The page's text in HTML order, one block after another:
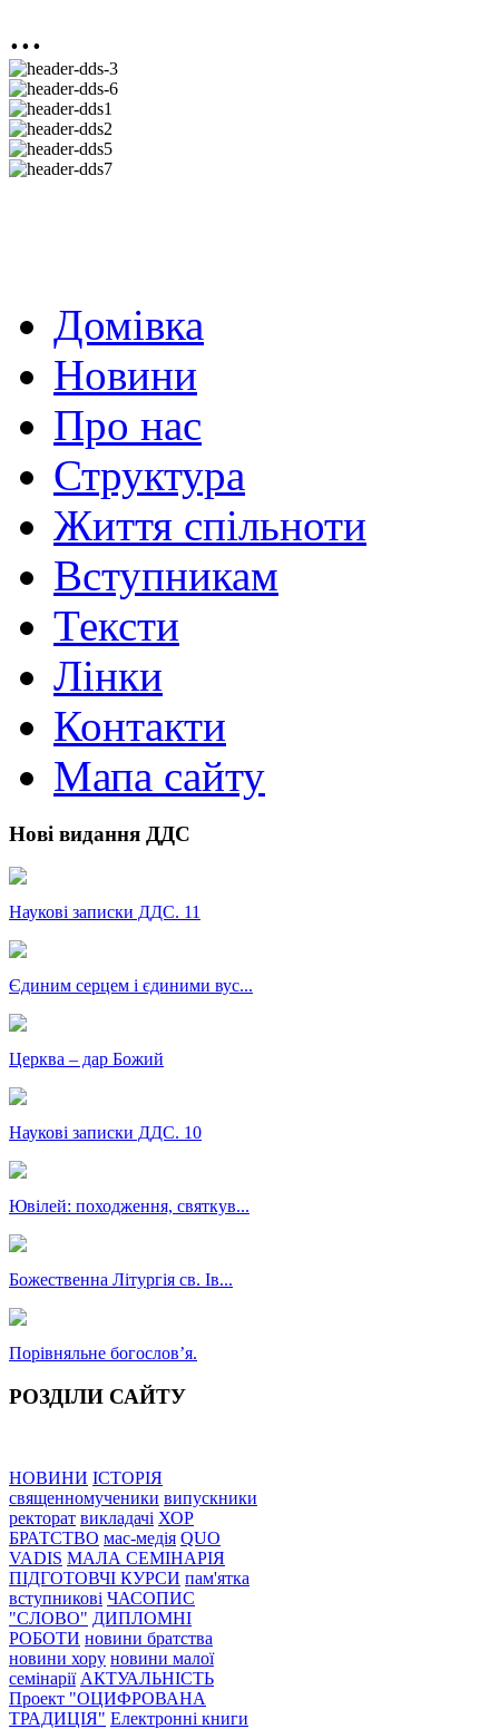
...
Домівка
Новини
Про нас
Структура
Життя спільноти
Вступникам
Тексти
Лінки
Контакти
Мапа сайту
Нові видання ДДС
Наукові записки ДДС. 11
Єдиним серцем і єдиними вус...
Церква – дар Божий
Наукові записки ДДС. 10
Ювілей: походження, святкув...
Божественна Літургія св. Ів...
Порівняльне богословʼя.
РОЗДІЛИ САЙТУ
НОВИНИ ІСТОРІЯ
священномученики випускники
ректорат викладачі ХОР
БРАТСТВО мас-медія QUO
VADIS МАЛА СЕМІНАРІЯ
ПІДГОТОВЧІ КУРСИ пам'ятка
вступникові ЧАСОПИС
"СЛОВО" ДИПЛОМНІ
РОБОТИ новини братства
новини хору новини малої
семінарії АКТУАЛЬНІСТЬ
Проект "ОЦИФРОВАНА
ТРАДИЦІЯ" Електронні книги